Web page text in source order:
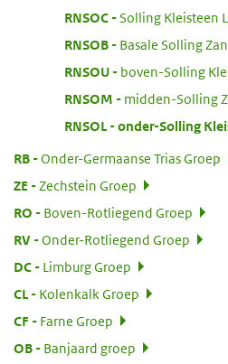
RNSOC:
Solling Kleisteen
RNSOB:
Basale Solling
RNSOU:
boven-Solling
RNSOM
midden-Solling
RNSOL
onder-Solling
RB:
Onder-Germaanse Trias Groep
ZE
Zechstein Groep
RO
Boven-Rotliegend Groep
RV:
Onder-Rotliegend Groep
DC:
Limburg Groep
CL
Kolenkalk Groep
CF
Farne Groep
OB:
Banjaard groep